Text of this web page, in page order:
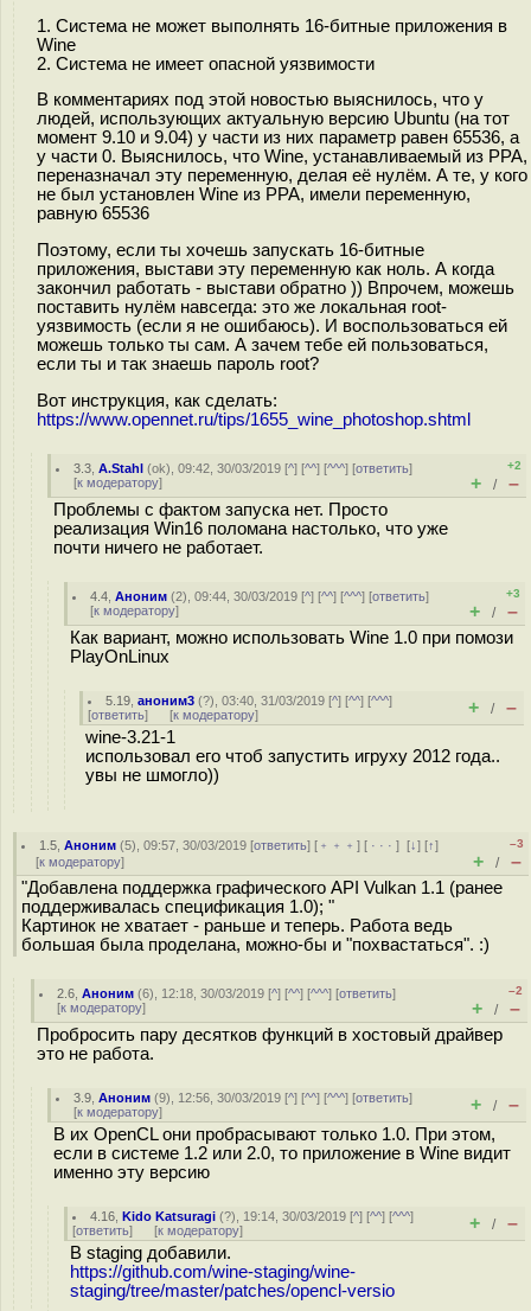
1. Система не может выполнять 16-битные приложения в
Wine
2. Система не имеет опасной уязвимости
В комментариях под этой новостью выяснилось, что у
людей, использующих актуальную версию Ubuntu (на тот
момент 9.10 и 9.04) у части из них параметр равен 65536, а
у части 0. Выяснилось, что Wine, устанавливаемый из PPA,
переназначал эту переменную, делая её нулём. А те, у кого
не был установлен Wine из PPA, имели переменную,
равную 65536
Поэтому, если ты хочешь запускать 16-битные
приложения, выстави эту переменную как ноль. А когда
закончил работать - выстави обратно )) Впрочем, можешь
поставить нулём навсегда: это же локальная root-
уязвимость (если я не ошибаюсь). И воспользоваться ей
можешь только ты сам. А зачем тебе ей пользоваться,
если ты и так знаешь пароль root?
Вот инструкция, как сделать:
https://www.opennet.ru/tips/1655_wine_photoshop.shtml
3.3 ,A.Stahl (ok), 09:42, 30/03/2019 [^] [^^] [^^^] [ответить]
[к модератору]
+2
+ / –
Проблемы с фактом запуска нет. Просто
реализация Win16 поломана настолько, что уже
почти ничего не работает.
4.4 ,Аноним (2), 09:44, 30/03/2019 [^] [^^] [^^^] [ответить]
[к модератору]
+3
+ / –
Как вариант, можно использовать Wine 1.0 при помози
PlayOnLinux
5.19 ,аноним3 (?), 03:40, 31/03/2019 [^] [^^] [^^^]
[ответить] [к модератору] + / –
wine-3.21-1
использовал его чтоб запустить игруху 2012 года..
увы не шмогло))
1.5 ,Аноним (5), 09:57, 30/03/2019 [ответить] [ ﹢﹢﹢] [ · · ·][↓] [↑]
[к модератору]
–3
+ / –
"Добавлена поддержка графического API Vulkan 1.1 (ранее
поддерживалась спецификация 1.0); "
Картинок не хватает - раньше и теперь. Работа ведь
большая была проделана, можно-бы и "похвастаться". :)
2.6 ,Аноним (6), 12:18, 30/03/2019 [^] [^^] [^^^] [ответить]
[к модератору]
–2
+ / –
Пробросить пару десятков функций в хостовый драйвер
это не работа.
3.9 ,Аноним (9), 12:56, 30/03/2019 [^] [^^] [^^^] [ответить]
[к модератору] + / –
В их OpenCL они пробрасывают только 1.0. При этом,
если в системе 1.2 или 2.0, то приложение в Wine видит
именно эту версию
4.16 ,Kido Katsuragi (?), 19:14, 30/03/2019 [^] [^^] [^^^]
[ответить] [к модератору] + / –
В staging добавили.
https://github.com/wine-staging/wine-
staging/tree/master/patches/opencl-versio